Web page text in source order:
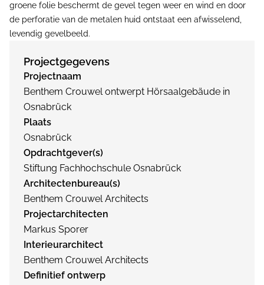
groene folie beschermt de gevel tegen weer en wind en door
de perforatie van de metalen huid ontstaat een afwisselend,
levendig gevelbeeld.
Projectgegevens
Projectnaam
Benthem Crouwel ontwerpt Hörsaalgebäude in
Osnabrück
Plaats
Osnabrück
Opdrachtgever(s)
Stiftung Fachhochschule Osnabrück
Architectenbureau(s)
Benthem Crouwel Architects
Projectarchitecten
Markus Sporer
Interieurarchitect
Benthem Crouwel Architects
Definitief ontwerp